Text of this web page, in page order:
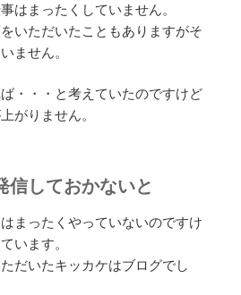
はまったくしていません。
いただいたこともありますがそ
ません。
・・・と考えていたのですけど
がりません。
信しておかないと
まったくやっていないのですけ
います。
だいたキッカケはブログでし